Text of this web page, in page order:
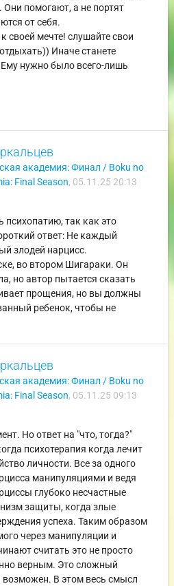
Они помогают, а не портят
от себя.
своей мечте! слушайте свои
Иначе станете
нужно было всего-лишь
академия: Финал / Boku no
Final Season, 05.11.25 20:13
психопатию, так как это
ответ: Не каждый
злодей нарцисс.
во втором Шигараки. Он
но автор пытается сказать
прощения, но вы должны
ребенок, чтобы не
академия: Финал / Boku no
Final Season, 05.11.25 09:13
Но ответ на "что, тогда?"
психотерапия когда лечит
личности. Все за одного
манипуляциями и ведя
глубоко несчастные
защиты, когда злые
успеха. Таким образом
через манипуляции и
считать это не просто
верным. Это сложный
возможен. В этом весь смысл